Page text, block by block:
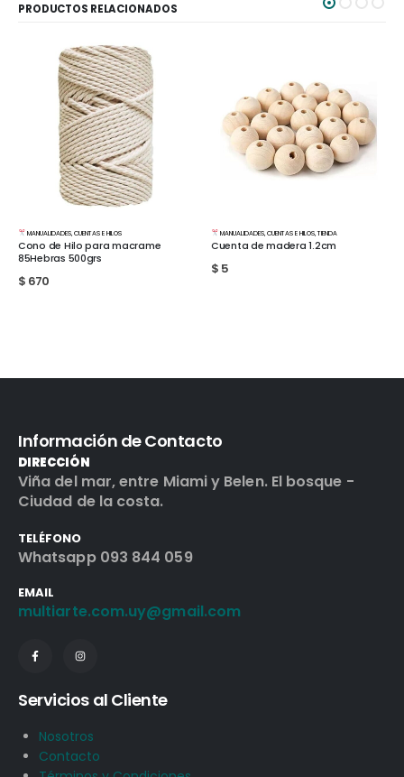
PRODUCTOS RELACIONADOS
MANUALIDADES,CUENTAS E HILOS
Cono de Hilo para macrame
85Hebras 500grs
$ 670
MANUALIDADES,CUENTAS E HILOS,TIENDA
Cuenta de madera 1.2cm
$ 5
Información de Contacto
DIRECCIÓN
Viña del mar, entre Miami y Belen. El bosque -
Ciudad de la costa.
TELÉFONO
Whatsapp 093 844 059
EMAIL
multiarte.com.uy@gmail.com
Servicios al Cliente
Nosotros
Contacto